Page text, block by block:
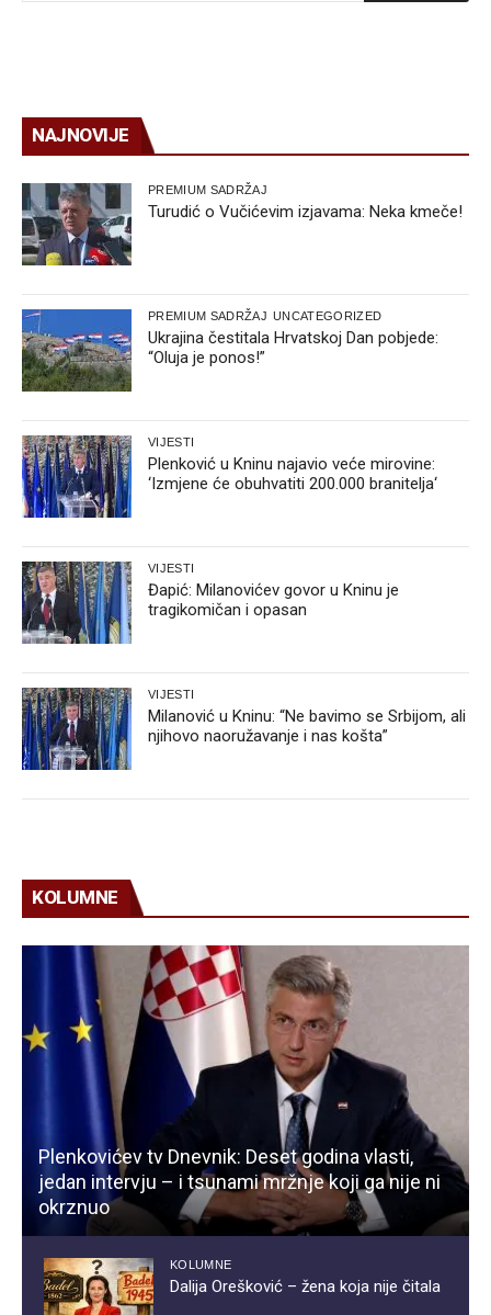
NAJNOVIJE
PREMIUM SADRŽAJ
Turudić o Vučićevim izjavama: Neka kmeče!
PREMIUM SADRŽAJ UNCATEGORIZED
Ukrajina čestitala Hrvatskoj Dan pobjede:
“Oluja je ponos!”
VIJESTI
Plenković u Kninu najavio veće mirovine:
‘Izmjene će obuhvatiti 200.000 branitelja‘
VIJESTI
Đapić: Milanovićev govor u Kninu je
tragikomičan i opasan
VIJESTI
Milanović u Kninu: “Ne bavimo se Srbijom, ali
njihovo naoružavanje i nas košta”
KOLUMNE
Plenkovićev tv Dnevnik: Deset godina vlasti,
jedan intervju – i tsunami mržnje koji ga nije ni
okrznuo
KOLUMNE
Dalija Orešković – žena koja nije čitala